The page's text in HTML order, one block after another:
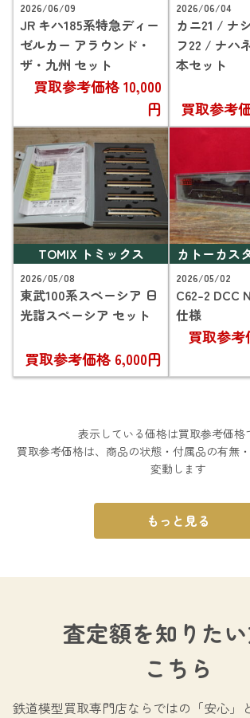
2026/06/09
JR キハ185系特急ディー
ゼルカー アラウンド・
ザ・九州 セット
買取参考価格10,000
円
2026/06/04
カニ21 / ナ
フ22 / ナハ
本セット
買取参考
TOMIX トミックス
2026/05/08
東武100系スペーシア 日
光詣スペーシア セット
買取参考価格 6,000円
カトーカス
2026/05/02
C62-2 DCC
仕様
買取参考
表示している価格は買取参考価格
買取参考価格は、商品の状態・付属品の有無
変動します
もっと見る
査定額を知りた
こちら
鉄道模型買取専門店ならではの 「安心